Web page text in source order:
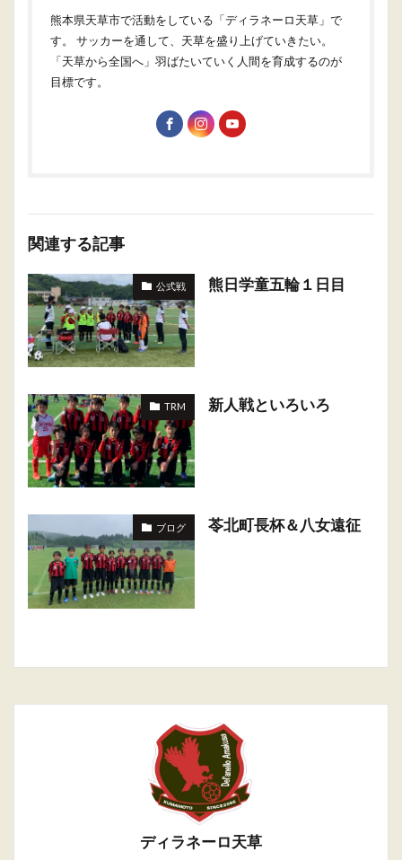
熊本県天草市で活動をしている「ディラネーロ天草」で
す。 サッカーを通して、天草を盛り上げていきたい。
「天草から全国へ」羽ばたいていく人間を育成するのが
目標です。
関連する記事
公式戦 熊日学童五輪１日目
TRM 新人戦といろいろ
ブログ 苓北町長杯＆八女遠征
ディラネーロ天草